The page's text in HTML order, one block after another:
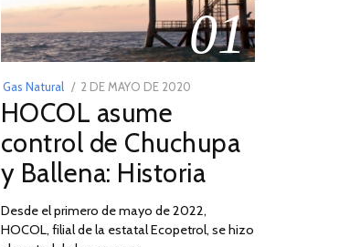
01
Gas Natural
POSTED
ON
2 DE MAYO DE 2020
DE
2026
HOCOL asume
control de Chuchupa
y Ballena: Historia
Desde el primero de mayo de 2022,
HOCOL, filial de la estatal Ecopetrol, se hizo